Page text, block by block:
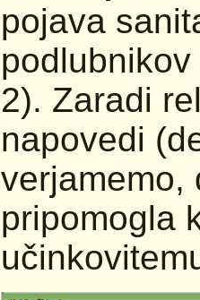
pojava
2). Zaradi
napovedi
verjamemo,
pripomogla